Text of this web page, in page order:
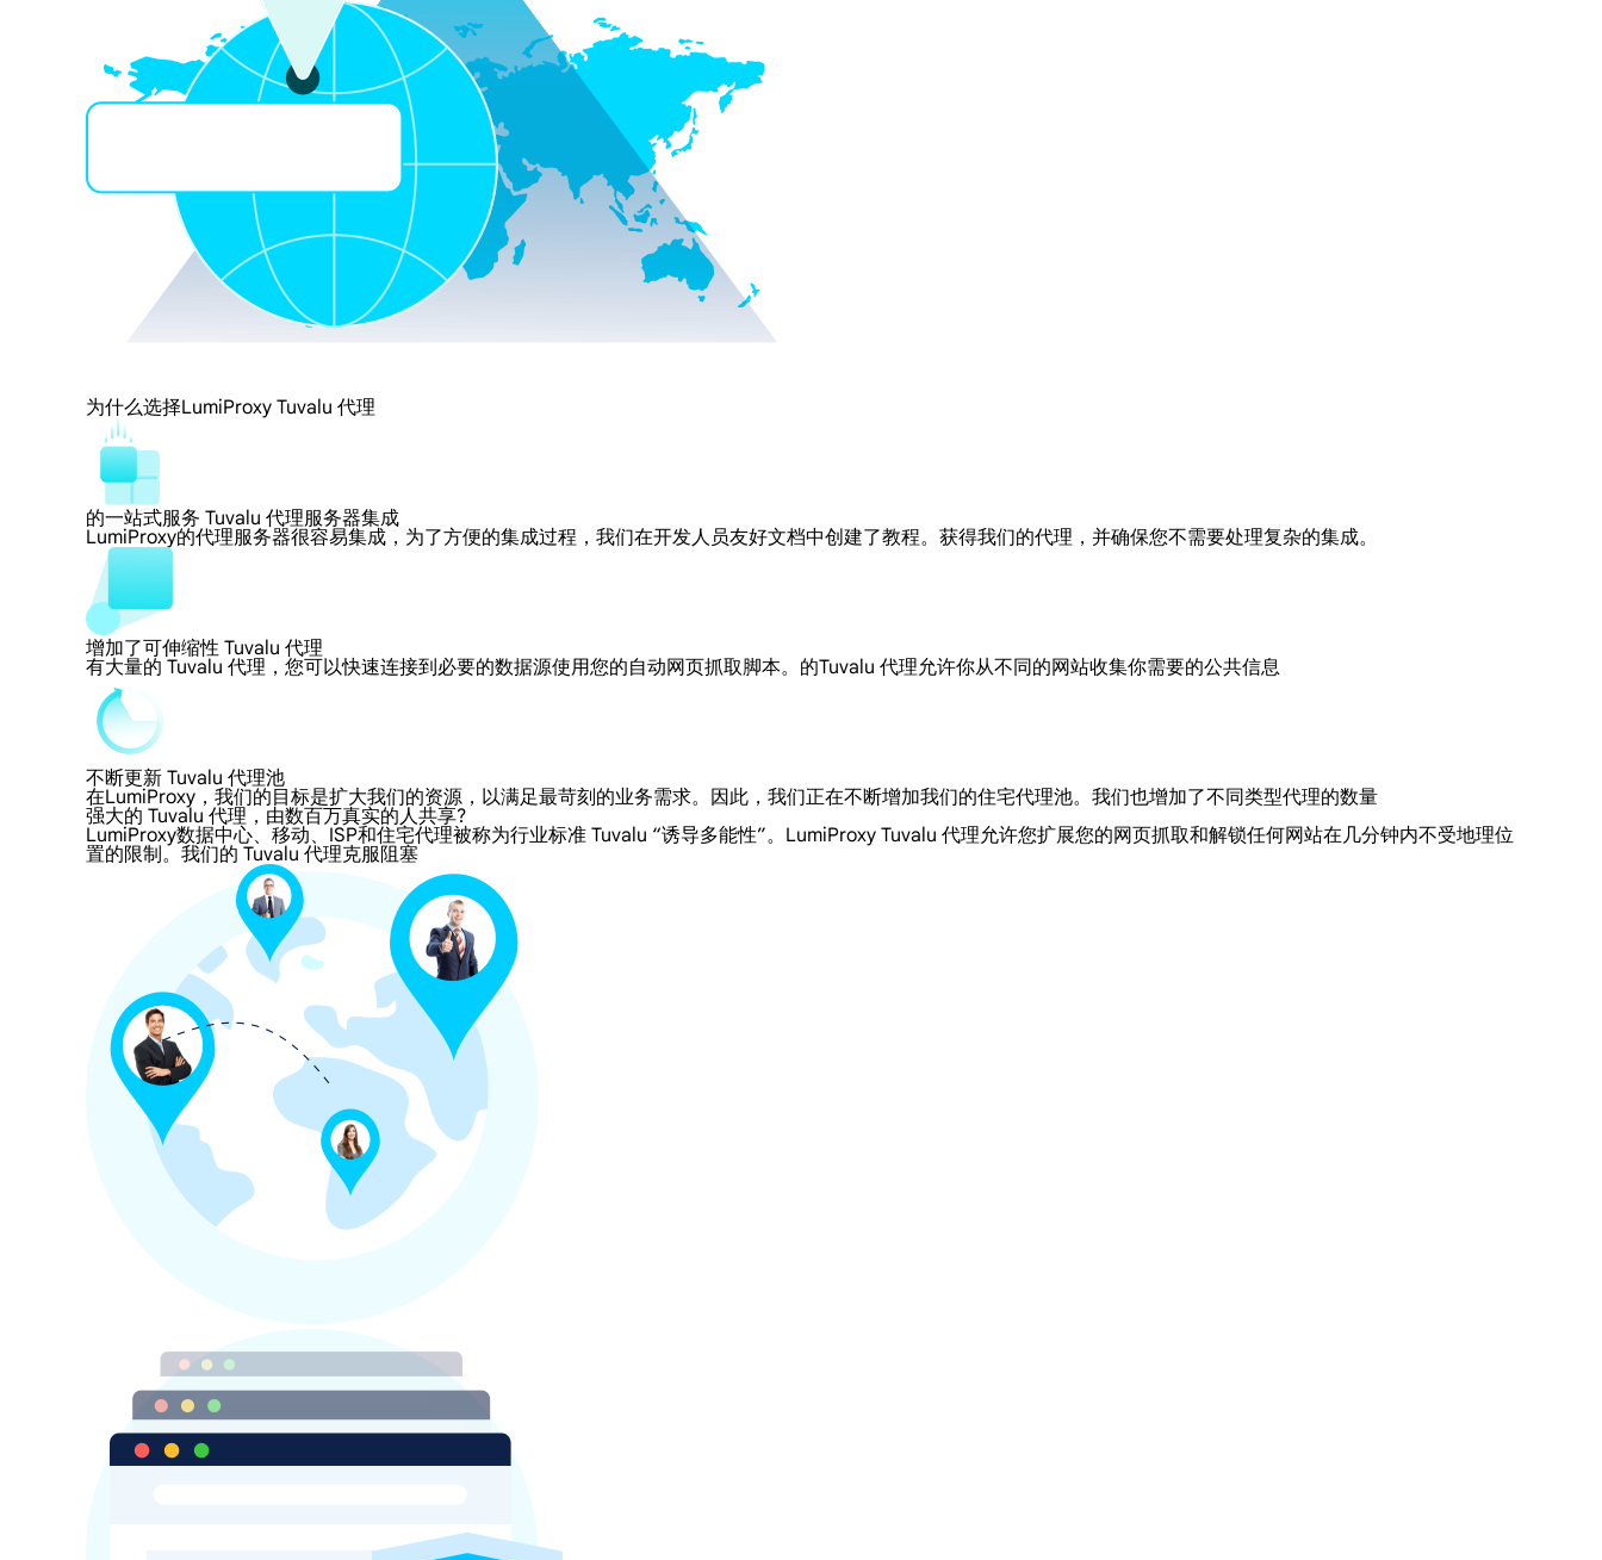
为什么选择LumiProxy Tuvalu 代理
的一站式服务 Tuvalu 代理服务器集成
LumiProxy的代理服务器很容易集成，为了方便的集成过程，我们在开发人员友好文档中创建了教程。获得我们的代理，并确保您不需要处理复杂的集成。
增加了可伸缩性 Tuvalu 代理
有大量的 Tuvalu 代理，您可以快速连接到必要的数据源使用您的自动网页抓取脚本。的Tuvalu 代理允许你从不同的网站收集你需要的公共信息
不断更新 Tuvalu 代理池
在LumiProxy，我们的目标是扩大我们的资源，以满足最苛刻的业务需求。因此，我们正在不断增加我们的住宅代理池。我们也增加了不同类型代理的数量
强大的 Tuvalu 代理，由数百万真实的人共享?
LumiProxy数据中心、移动、ISP和住宅代理被称为行业标准 Tuvalu “诱导多能性”。LumiProxy Tuvalu 代理允许您扩展您的网页抓取和解锁任何网站在几分钟内不受地理位
置的限制。我们的 Tuvalu 代理克服阻塞